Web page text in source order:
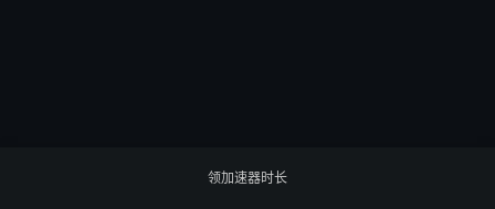
领加速器时长